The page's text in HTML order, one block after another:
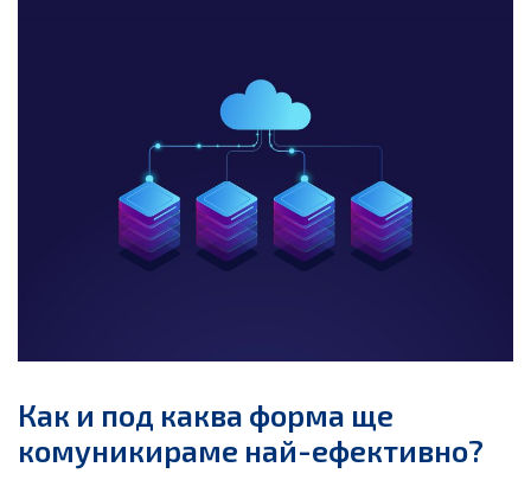
Как и под каква форма ще
комуникираме най-ефективно?